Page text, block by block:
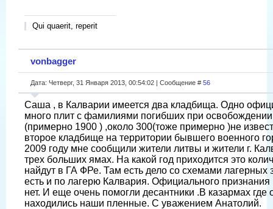
Qui quaerit, reperit
vonbagger
Дата: Четверг, 31 Января 2013, 00:54:02 | Сообщение # 56
Саша , в Калварии имеется два кладбища. Одно
много плит с фамилиями погибших при
(примерно 1900 ) ,около 300(тоже примерно )не
второе кладбище на территории бывшего военного
2009 году мне сообщили жители литвы и жители г.
трех больших ямах. На какой год приходится это
найдут в ГА ФРе. Там есть дело со схемами
есть и по лагерю Калвария. Официального
нет. И еще очень помогли десантники .В казармах
находились наши пленные. С уважением Анатолий.